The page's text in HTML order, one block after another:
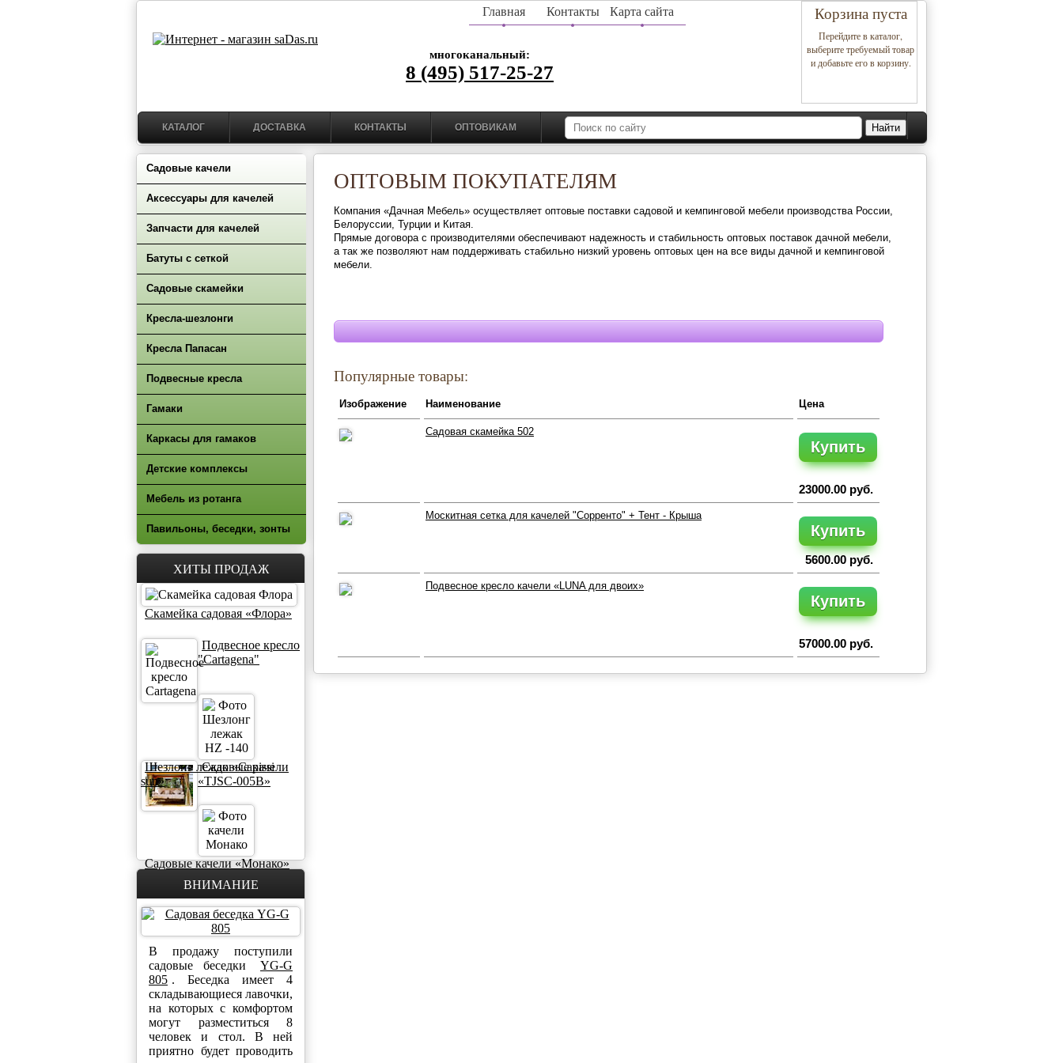
Главная Контакты Карта сайта
многоканальный:
8 (495) 517-25-27
Корзина пуста
Перейдите в каталог,
выберите требуемый товар
и добавьте его в корзину.
КАТАЛОГ ДОСТАВКА КОНТАКТЫ ОПТОВИКАМ
Садовые качели
Аксессуары для качелей
Запчасти для качелей
Батуты с сеткой
Садовые скамейки
Кресла-шезлонги
Кресла Папасан
Подвесные кресла
Гамаки
Каркасы для гамаков
Детские комплексы
Мебель из ротанга
Павильоны, беседки, зонты
ХИТЫ ПРОДАЖ
Скамейка садовая «Флора»
Подвесное кресло
"Cartagena"
Шезлонг лежак «Capissi
sun»
Садовые качели
«TJSC-005B»
Садовые качели «Монако»
ВНИМАНИЕ
В продажу поступили
садовые беседки
YG-G
805 . Беседка имеет 4
складывающиеся лавочки,
на которых с комфортом
могут разместиться 8
человек и стол. В ней
приятно будет проводить
ОПТОВЫМ ПОКУПАТЕЛЯМ
Компания «Дачная Мебель» осуществляет оптовые поставки садовой и кемпинговой мебели производства России,
Белоруссии, Турции и Китая.
Прямые договора с производителями обеспечивают надежность и стабильность оптовых поставок дачной мебели,
а так же позволяют нам поддерживать стабильно низкий уровень оптовых цен на все виды дачной и кемпинговой
мебели.
Популярные товары:
Изображение Наименование Цена
Садовая скамейка 502
Купить
23000.00 руб.
Москитная сетка для качелей "Сорренто" + Тент - Крыша
Купить
5600.00 руб.
Подвесное кресло качели «LUNA для двоих»
Купить
57000.00 руб.